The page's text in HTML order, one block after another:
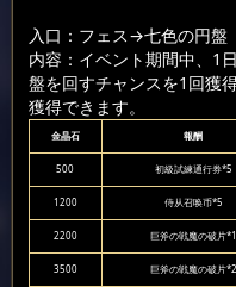
入口：フェス→七色の円盤
内容：イベント期間中、1
盤を回すチャンスを1回獲
獲得できます。
金晶石 報酬
500 初級試練通行券*5
1200 侍从召唤币*5
2200 巨斧の戦魔の破片*1
3500 巨斧の戦魔の破片*2